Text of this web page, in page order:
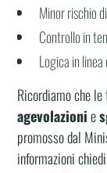
Minor rischio
Controllo in
Logica in
Ricordiamo che
agevolazionie
promosso dal
informazioni